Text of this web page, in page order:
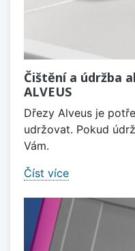
Čištění a údržba
ALVEUS
Dřezy Alveus je
udržovat. Pokud
Vám.
Číst více